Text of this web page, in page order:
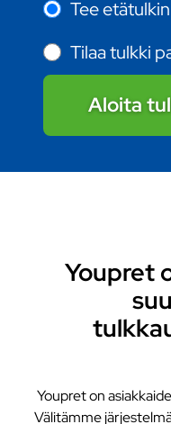
Tee
Tilaa tulkki
Aloita
Youpret
Youpret on
Välitämme